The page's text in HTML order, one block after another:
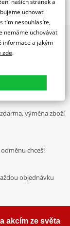
i náhradní
vybavení
výměna zboží
odměnu chceš!
objednávku
akcím ze světa
uchovat
tím nesouhlasíte,
nemáme uchovávat
informace a jakým
zde.